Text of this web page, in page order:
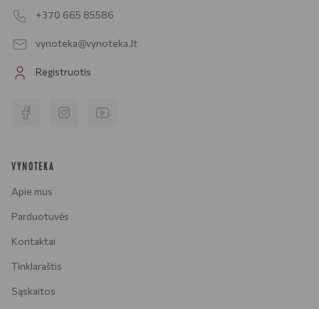
+370 665 85586
vynoteka@vynoteka.lt
Registruotis
VYNOTEKA
Apie mus
Parduotuvės
Kontaktai
Tinklaraštis
Sąskaitos